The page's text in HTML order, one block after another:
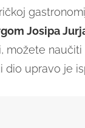
Josipa
možete
dio upravo je